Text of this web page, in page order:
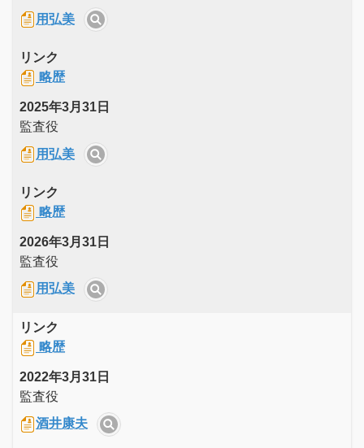
用弘美
リンク
略歴
2025年3月31日
監査役
用弘美
リンク
略歴
2026年3月31日
監査役
用弘美
リンク
略歴
2022年3月31日
監査役
酒井康夫